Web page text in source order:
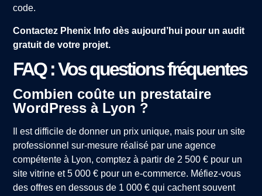
code.
Contactez Phenix Info dès aujourd’hui pour un audit
gratuit de votre projet.
FAQ : Vos questions fréquentes
Combien coûte un prestataire
WordPress à Lyon ?
Il est difficile de donner un prix unique, mais pour un site
professionnel sur-mesure réalisé par une agence
compétente à Lyon, comptez à partir de 2 500 € pour un
site vitrine et 5 000 € pour un e-commerce. Méfiez-vous
des offres en dessous de 1 000 € qui cachent souvent